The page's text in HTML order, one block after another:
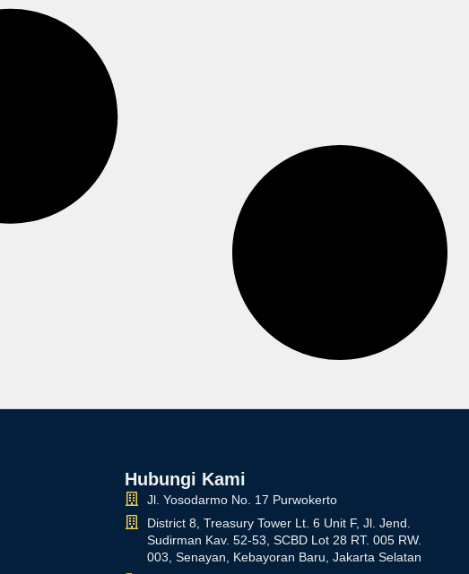
Hubungi Kami
Jl. Yosodarmo No. 17 Purwokerto
District 8, Treasury Tower Lt. 6 Unit F, Jl. Jend.
Sudirman Kav. 52-53, SCBD Lot 28 RT. 005 RW.
003, Senayan, Kebayoran Baru, Jakarta Selatan